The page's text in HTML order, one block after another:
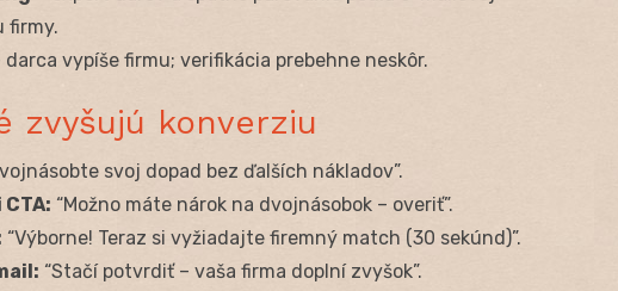
firmy.
darca vypíše firmu; verifikácia prebehne neskôr.
zvyšujú konverziu
svoj dopad bez ďalších nákladov”.
“Možno máte nárok na dvojnásobok – overiť”.
“Výborne! Teraz si vyžiadajte firemný match (30 sekúnd)”.
“Stačí potvrdiť – vaša firma doplní zvyšok”.